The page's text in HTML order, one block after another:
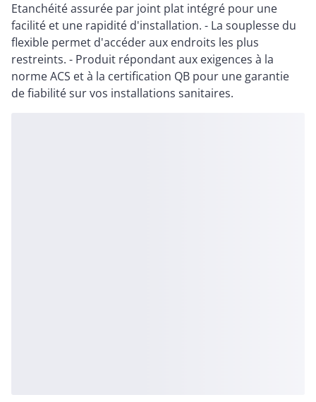
Etanchéité assurée par joint plat intégré pour une
facilité et une rapidité d'installation. - La souplesse du
flexible permet d'accéder aux endroits les plus
restreints. - Produit répondant aux exigences à la
norme ACS et à la certification QB pour une garantie
de fiabilité sur vos installations sanitaires.